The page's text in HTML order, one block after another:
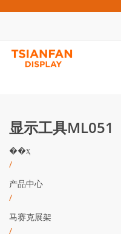
显示工具ML051
��ҳ
/
产品中心
/
马赛克展架
/